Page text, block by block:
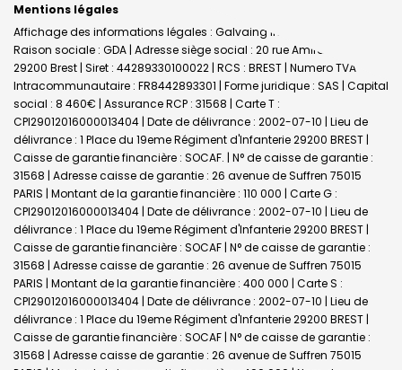
Mentions légales
Affichage des informations légales : Galvaing Immobilier - Brest |
Raison sociale : GDA | Adresse siège social : 20 rue Amiral Linois -
29200 Brest | Siret : 44289330100022 | RCS : BREST | Numero TVA
Intracommunautaire : FR8442893301 | Forme juridique : SAS | Capital
social : 8 460€ | Assurance RCP : 31568 | Carte T :
CPI29012016000013404 | Date de délivrance : 2002-07-10 | Lieu de
délivrance : 1 Place du 19eme Régiment d'Infanterie 29200 BREST |
Caisse de garantie financière : SOCAF. | N° de caisse de garantie :
31568 | Adresse caisse de garantie : 26 avenue de Suffren 75015
PARIS | Montant de la garantie financière : 110 000 | Carte G :
CPI29012016000013404 | Date de délivrance : 2002-07-10 | Lieu de
délivrance : 1 Place du 19eme Régiment d'Infanterie 29200 BREST |
Caisse de garantie financière : SOCAF | N° de caisse de garantie :
31568 | Adresse caisse de garantie : 26 avenue de Suffren 75015
PARIS | Montant de la garantie financière : 400 000 | Carte S :
CPI29012016000013404 | Date de délivrance : 2002-07-10 | Lieu de
délivrance : 1 Place du 19eme Régiment d'Infanterie 29200 BREST |
Caisse de garantie financière : SOCAF | N° de caisse de garantie :
31568 | Adresse caisse de garantie : 26 avenue de Suffren 75015